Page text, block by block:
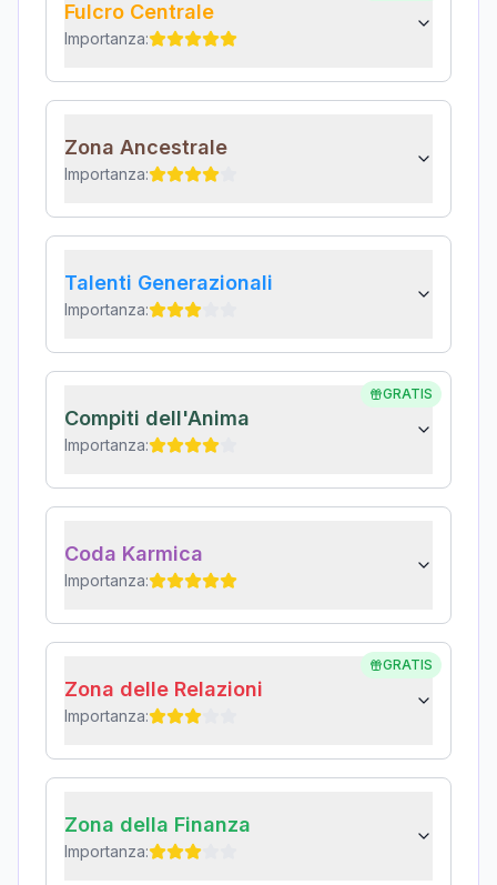
Fulcro Centrale
Importanza:
Zona Ancestrale
Importanza:
Talenti Generazionali
Importanza:
GRATIS
Compiti dell'Anima
Importanza:
Coda Karmica
Importanza:
GRATIS
Zona delle Relazioni
Importanza:
Zona della Finanza
Importanza: